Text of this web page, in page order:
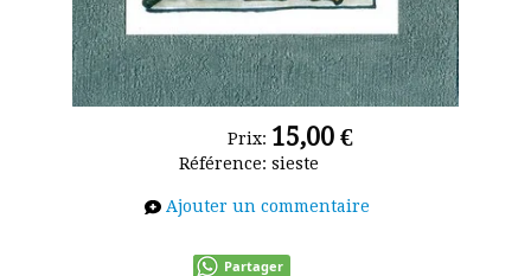
Prix: 15,00 €
Référence: sieste
Ajouter un commentaire
Partager